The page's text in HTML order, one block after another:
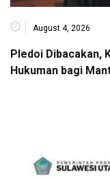
August 4, 2026
Pledoi Dibacakan,
Hukuman bagi